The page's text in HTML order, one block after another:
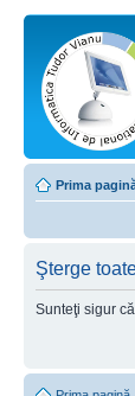
Prima
Şterge
Sunteţi sigur